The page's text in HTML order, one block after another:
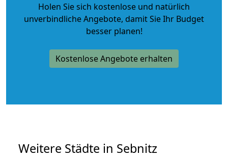
Holen Sie sich kostenlose und natürlich
unverbindliche Angebote, damit Sie Ihr Budget
besser planen!
Kostenlose Angebote erhalten
Weitere Städte in Sebnitz